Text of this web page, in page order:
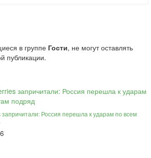
в группе Гости, не могут оставлять
публикации.
Россия перешла к ударам по всем